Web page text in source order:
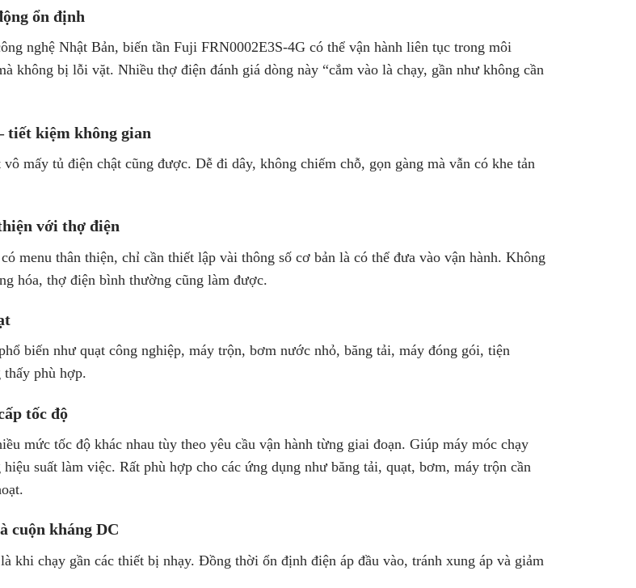
ổn định
nghệ Nhật Bản, biến tần Fuji FRN0002E3S-4G có thể vận hành liên tục trong môi
không bị lỗi vặt. Nhiều thợ điện đánh giá dòng này “cắm vào là chạy, gần như không cần
tiết kiệm không gian
mấy tủ điện chật cũng được. Dễ đi dây, không chiếm chỗ, gọn gàng mà vẫn có khe tản
với thợ điện
menu thân thiện, chỉ cần thiết lập vài thông số cơ bản là có thể đưa vào vận hành. Không
hóa, thợ điện bình thường cũng làm được.
biến như quạt công nghiệp, máy trộn, bơm nước nhỏ, băng tải, máy đóng gói, tiện
phù hợp.
tốc độ
mức tốc độ khác nhau tùy theo yêu cầu vận hành từng giai đoạn. Giúp máy móc chạy
hiệu suất làm việc. Rất phù hợp cho các ứng dụng như băng tải, quạt, bơm, máy trộn cần
cuộn kháng DC
khi chạy gần các thiết bị nhạy. Đồng thời ổn định điện áp đầu vào, tránh xung áp và giảm